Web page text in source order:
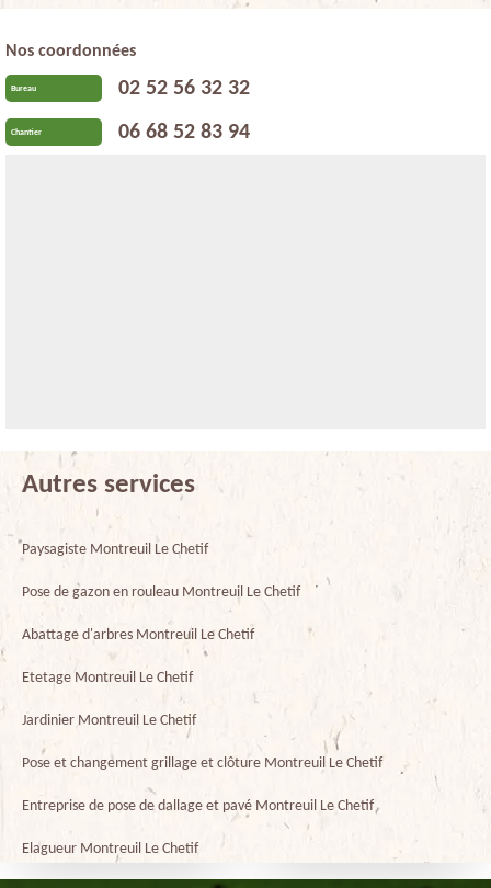
Nos coordonnées
Bureau 02 52 56 32 32
Chantier 06 68 52 83 94
Autres services
Paysagiste Montreuil Le Chetif
Pose de gazon en rouleau Montreuil Le Chetif
Abattage d'arbres Montreuil Le Chetif
Etetage Montreuil Le Chetif
Jardinier Montreuil Le Chetif
Pose et changement grillage et clôture Montreuil Le Chetif
Entreprise de pose de dallage et pavé Montreuil Le Chetif
Elagueur Montreuil Le Chetif